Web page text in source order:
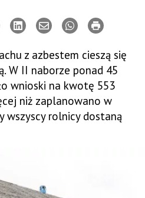
z azbestem cieszą się
W II naborze ponad 45
wnioski na kwotę 553
niż zaplanowano w
wszyscy rolnicy dostaną